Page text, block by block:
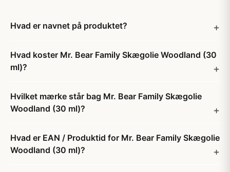
Hvad er navnet på produktet?
Hvad koster Mr. Bear Family Skægolie Woodland (30
ml)?
Hvilket mærke står bag Mr. Bear Family Skægolie
Woodland (30 ml)?
Hvad er EAN / Produktid for Mr. Bear Family Skægolie
Woodland (30 ml)?